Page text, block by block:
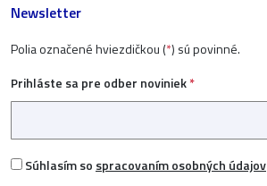
Newsletter
Polia označené hviezdičkou (*) sú povinné.
Prihláste sa pre odber noviniek*
Súhlasím so spracovaním osobných údajov